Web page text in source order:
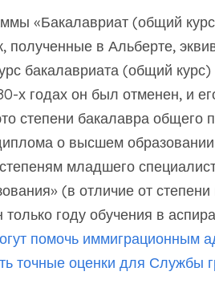
«Бакалавриат (общий
полученные в Альберте,
бакалавриата (общий
х годах он был отменен, и
степени бакалавра
о высшем
младшего
(в отличие от
только году обучения в
помочь иммиграционным
точные оценки для Службы